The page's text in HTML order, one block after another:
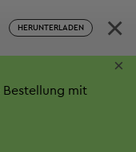
HERUNTERLADEN ×
Bestellung mit
×